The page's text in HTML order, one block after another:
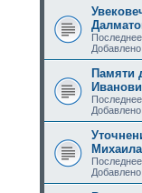
Памяти